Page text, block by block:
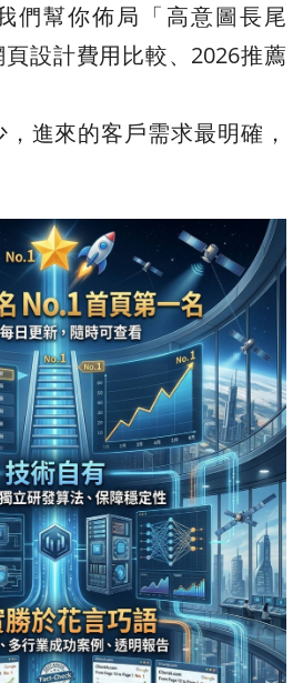
們幫你佈局「高意圖長尾
設計費用比較、2026推薦
進來的客戶需求最明確，